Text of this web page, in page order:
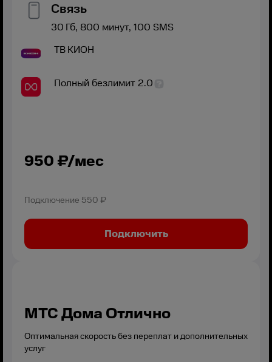
Связь
30 Гб, 800 минут, 100 SMS
ТВКИОН
Полный безлимит 2.0
950 ₽/мес
Подключение 550 ₽
Подключить
МТС Дома Отлично
Оптимальная скорость без переплат и дополнительных
услуг